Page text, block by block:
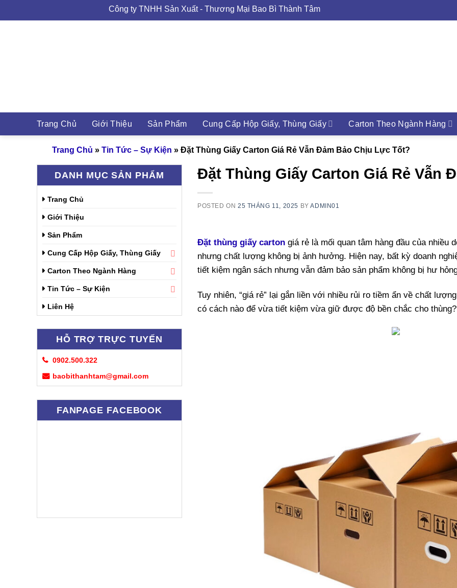
to
Công ty TNHH Sản Xuất - Thương Mại Bao Bì Thành Tâm - MST 0313489420
Trang Chủ Giới Thiệu Sản Phẩm Cung Cấp Hộp Giấy, Thùng Giấy Carton Theo Ngành Hàng
Trang Chủ » Tin Tức – Sự Kiện » Đặt Thùng Giấy Carton Giá Rẻ Vẫn Đảm Bảo Chịu Lực Tốt?
DANH MỤC SẢN PHẨM
Trang Chủ
Giới Thiệu
Sản Phẩm
Cung Cấp Hộp Giấy, Thùng Giấy
Carton Theo Ngành Hàng
Tin Tức – Sự Kiện
Liên Hệ
HỖ TRỢ TRỰC TUYẾN
0902.500.322
baobithanhtam@gmail.com
FANPAGE FACEBOOK
Đặt Thùng Giấy Carton Giá Rẻ Vẫn
POSTED ON 25 THÁNG 11, 2025 BYADMIN01
Đặt thùng giấy carton giá rẻ là mối quan tâm hàng đầu của nhiều
nhưng chất lượng không bị ảnh hưởng. Hiện nay, bất kỳ doanh
tiết kiệm ngân sách nhưng vẫn đảm bảo sản phẩm không bị hư
Tuy nhiên, “giá rẻ” lại gắn liền với nhiều rủi ro tiềm ẩn về chất
có cách nào để vừa tiết kiệm vừa giữ được độ bền chắc cho